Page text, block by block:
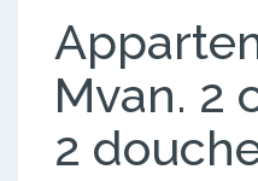
Mvan. 2
2